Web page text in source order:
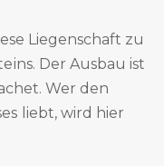
Liegenschaft zu
Der Ausbau ist
Wer den
liebt, wird hier